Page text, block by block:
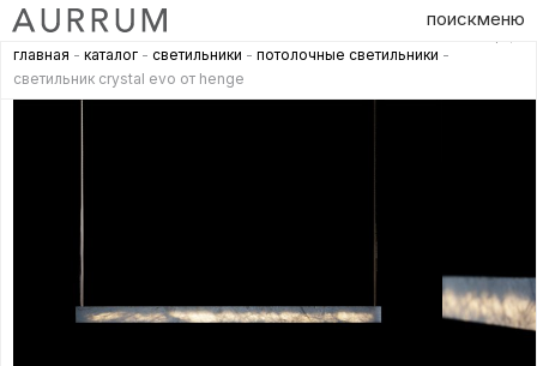
поискменю
главная - каталог - светильники - потолочные светильники -
светильник crystal evo от henge